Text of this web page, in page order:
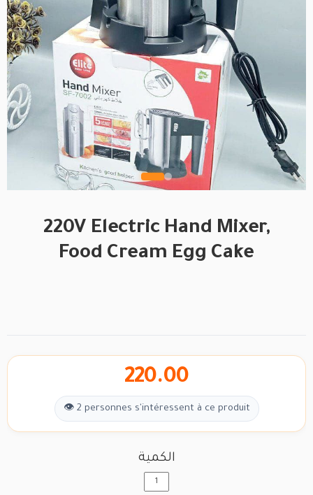
220V Electric Hand Mixer,
Food Cream Egg Cake
220.00
👁 2 personnes s'intéressent à ce produit
الكمية